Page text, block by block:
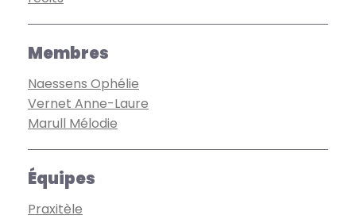
Membres
Naessens Ophélie
Vernet Anne-Laure
Marull Mélodie
Équipes
Praxitèle